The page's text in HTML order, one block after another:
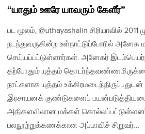
“யாதும் ஊரே யாவரும் கேளீர்”
பட மூலம், @uthayashalin சிரியாவில் 2011
நடந்துவருகின்ற உள்நாட்டுப்போரில்
செய்யப்பட்டுள்ளார்கள். அனேகர்
தற்போதும் யுத்தம்
நாட்களாக யுத்தம்
இரசாயனக் குண்டுகளைப்
அதிகளவிலான மக்கள்
பலநூற்றுக்கணக்கான அப்பாவிச் சிறுவர்…